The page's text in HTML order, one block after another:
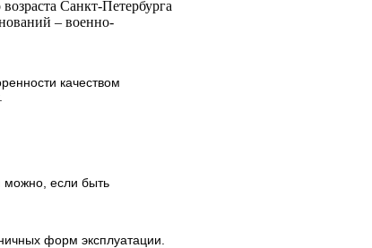
Санкт-Петербурга
– военно-
качеством
если быть
форм эксплуатации.